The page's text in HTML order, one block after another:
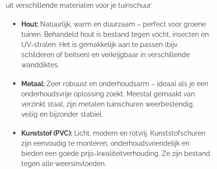
uit verschillende materialen voor je tuinschuur:
Hout: Natuurlijk, warm en duurzaam – perfect voor groene
tuinen. Behandeld hout is bestand tegen vocht, insecten en
UV-stralen. Het is gemakkelijk aan te passen (bijv.
schilderen of beitsen) en verkrijgbaar in verschillende
wanddiktes.
Metaal: Zeer robuust en onderhoudsarm – ideaal als je een
onderhoudsvrije oplossing zoekt. Meestal gemaakt van
verzinkt staal, zijn metalen tuinschuren weerbestendig,
veilig en bijzonder stabiel.
Kunststof (PVC): Licht, modern en rotvrij. Kunststofschuren
zijn eenvoudig te monteren, onderhoudsvriendelijk en
bieden een goede prijs-kwaliteitverhouding. Ze zijn bestand
tegen alle weersinvloeden.